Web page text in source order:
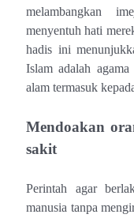
melambangkan
menyentuh hati
hadis ini
Islam adalah
alam termasuk
Mendoakan
sakit
Perintah agar
manusia tanpa